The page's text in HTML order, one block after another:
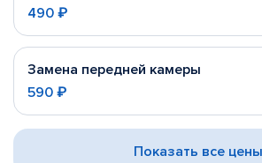
490 ₽
Замена передней камеры
590 ₽
Показать все цены